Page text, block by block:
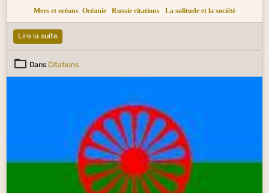
Mers et océans Océanie Russie citations La solitude et la société
Lire la suite
Dans Citations